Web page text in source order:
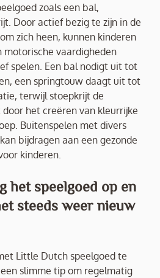
zoals een bal,
Door actief bezig te zijn in de
zich heen, kunnen kinderen
motorische vaardigheden
spelen. Een bal nodigt uit tot
een springtouw daagt uit tot
terwijl stoepkrijt de
het creëren van kleurrijke
Buitenspelen met divers
bijdragen aan een gezonde
kinderen.
het speelgoed op en
steeds weer nieuw
Little Dutch speelgoed te
slimme tip om regelmatig